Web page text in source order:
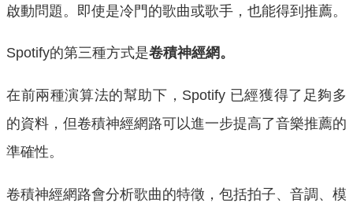
啟動問題。即使是冷門的歌曲或歌手，也能得到推薦。
Spotify的第三種方式是卷積神經網。
在前兩種演算法的幫助下，Spotify 已經獲得了足夠多
的資料，但卷積神經網路可以進一步提高了音樂推薦的
準確性。
卷積神經網路會分析歌曲的特徵，包括拍子、音調、模